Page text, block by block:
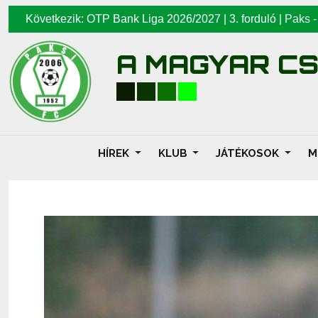
Következik: OTP Bank Liga 2026/2027 | 3. forduló | Paks
A MAGYAR
HÍREK KLUB JÁTÉKOSOK